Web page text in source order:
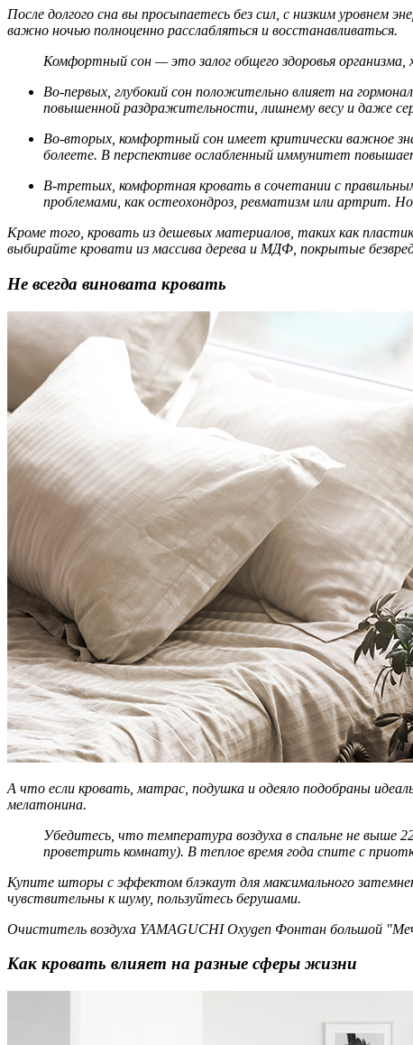
После долгого сна вы просыпаетесь без сил, с низким уровнем
важно ночью полноценно расслабляться и восстанавливаться.
Комфортный сон — это залог общего здоровья
Во-первых, глубокий сон положительно влияет на
повышенной раздражительности, лишнему весу и даже
Во-вторых, комфортный сон имеет критически важное
болеете. В перспективе ослабленный иммунитет повышает
В-третьих, комфортная кровать в сочетании с
проблемами, как остеохондроз, ревматизм или артрит.
Кроме того, кровать из дешевых материалов, таких как
выбирайте кровати из массива дерева и МДФ, покрытые
Не всегда виновата кровать
А что если кровать, матрас, подушка и одеяло подобраны
мелатонина.
Убедитесь, что температура воздуха в спальне не выше
проветрить комнату). В теплое время года спите с
Купите шторы с эффектом блэкаут для максимального
чувствительны к шуму, пользуйтесь берушами.
Очиститель воздуха YAMAGUCHI Oxygen Фонтан большой
Как кровать влияет на разные сферы жизни